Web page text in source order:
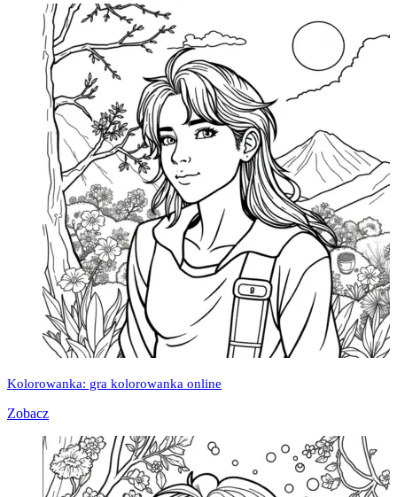
Kolorowanka: gra kolorowanka online
Zobacz